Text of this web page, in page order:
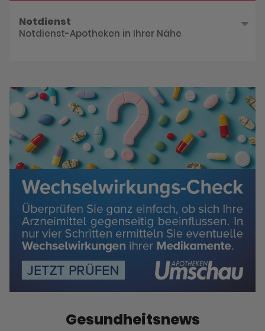
Notdienst
Notdienst-Apotheken in Ihrer Nähe
Gesundheitsnews